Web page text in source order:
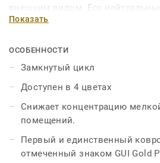
внешним видом. Его
обеспечивает успокаивающее
больших, так и маленьких.
идеально подходит для
AirMaster Nazca Gold и DESSO
Эта коллекция является частью
Показать
ОСОБЕННОСТИ
Замкнутый цикл
Доступен в 4 цветах
Снижает концентрацию
помещений.
Первый и единственный
отмеченный знаком GUI Gold